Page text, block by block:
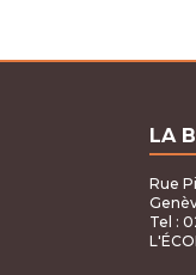
LA
Rue
Tel :